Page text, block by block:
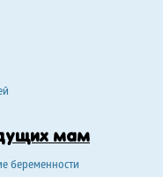
мам
беременности